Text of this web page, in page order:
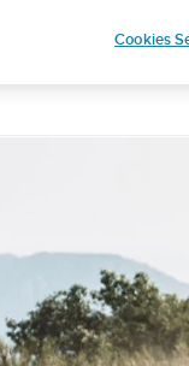
になります。|返
Cookies